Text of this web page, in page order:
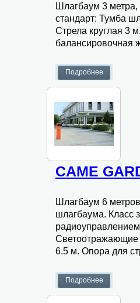
Шлагбаум 3 метра,
стандарт: Тумба
Стрела круглая 3
балансировочная
CAME
Шлагбаум 6
шлагбаума. Класс
Светоотражающие
6.5 м. Опора для